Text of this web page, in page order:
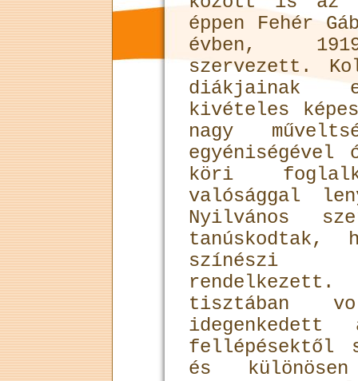
éppen Fehér
évben,
szervezett.
diákjainak
kivételes
nagy
egyéniségével
köri
valósággal
Nyilvános
tanúskodtak,
színészi
tisztában
fellépésektől
és